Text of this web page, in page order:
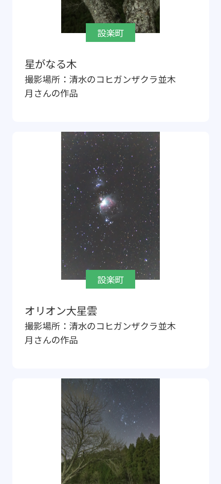
設楽町
星がなる木
撮影場所： 清水のコヒガンザクラ並木
月 さんの作品
設楽町
オリオン大星雲
撮影場所： 清水のコヒガンザクラ並木
月 さんの作品